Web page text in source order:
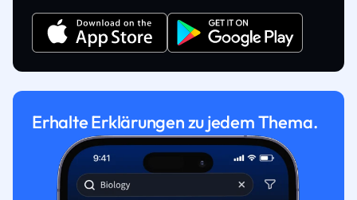
Erhalte Erklärungen zu jedem Thema.